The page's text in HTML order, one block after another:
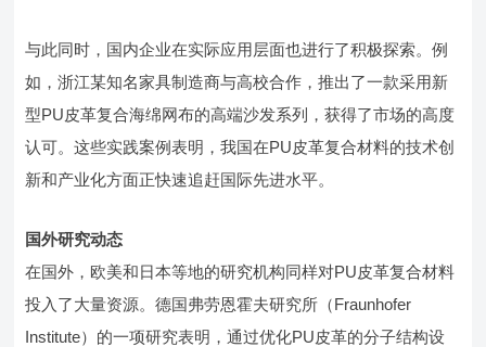
与此同时，国内企业在实际应用层面也进行了积极探索。例
如，浙江某知名家具制造商与高校合作，推出了一款采用新
型PU皮革复合海绵网布的高端沙发系列，获得了市场的高度
认可。这些实践案例表明，我国在PU皮革复合材料的技术创
新和产业化方面正快速追赶国际先进水平。
国外研究动态
在国外，欧美和日本等地的研究机构同样对PU皮革复合材料
投入了大量资源。德国弗劳恩霍夫研究所（Fraunhofer
Institute）的一项研究表明，通过优化PU皮革的分子结构设